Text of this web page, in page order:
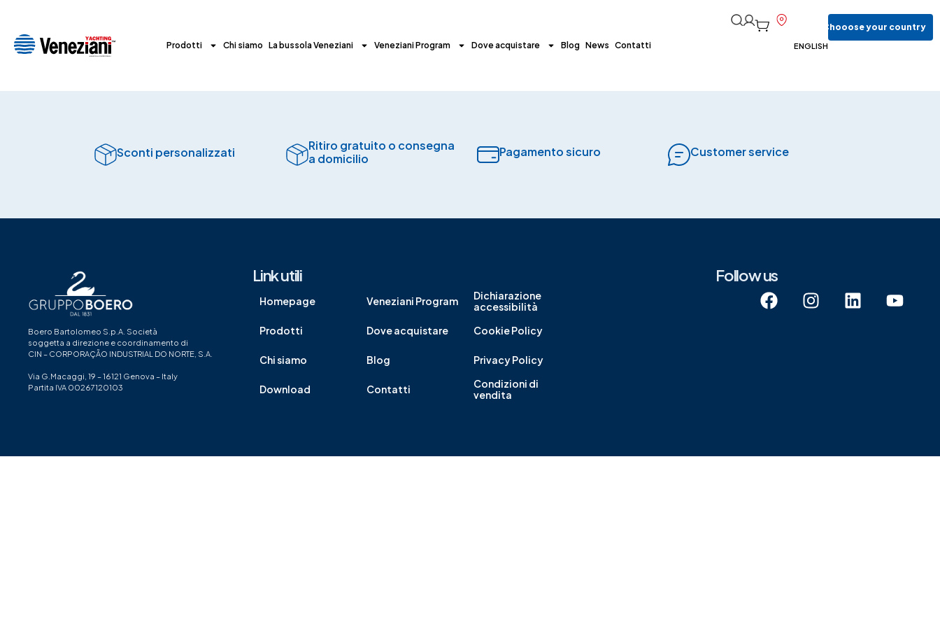
Prodotti Chi siamo La bussola Veneziani Veneziani Program Dove acquistare Blog News Contatti
Choooseyour country
ENGLISH
Sconti personalizzati
Ritiro gratuito o consegna
a domicilio
Pagamento sicuro​ Customer service
Boero Bartolomeo S.p.A. Società
soggetta a direzione e coordinamento di
CIN – CORPORAÇÃO INDUSTRIAL DO NORTE, S.A.
Via G.Macaggi, 19 – 16121 Genova – Italy
Partita IVA 00267120103
Link utili
Homepage
Prodotti
Chi siamo
Download
Veneziani Program
Dove acquistare
Blog
Contatti
Dichiarazione
accessibilità
Cookie Policy
Privacy Policy
Condizioni di
vendita
Follow us